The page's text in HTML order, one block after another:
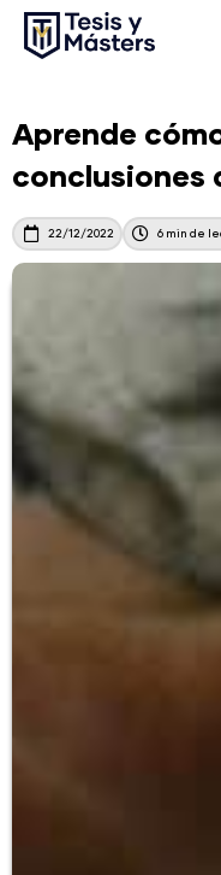
Aprende
conclusiones
22/12/2022 6 min de